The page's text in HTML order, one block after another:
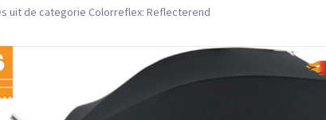
uit de categorie Colorreflex: Reflecterend